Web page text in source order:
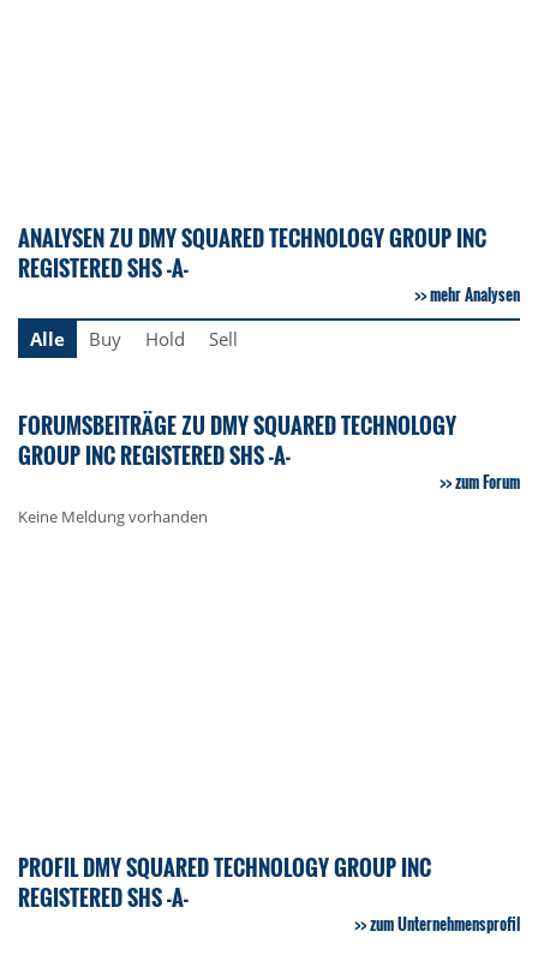
ANALYSEN ZU DMY SQUARED TECHNOLOGY GROUP INC
REGISTERED SHS -A-
mehr Analysen
Alle
Buy Hold Sell
FORUMSBEITRÄGE ZU DMY SQUARED TECHNOLOGY
GROUP INC REGISTERED SHS -A-
zum Forum
Keine Meldung vorhanden
PROFIL DMY SQUARED TECHNOLOGY GROUP INC
REGISTERED SHS -A-
zum Unternehmensprofil